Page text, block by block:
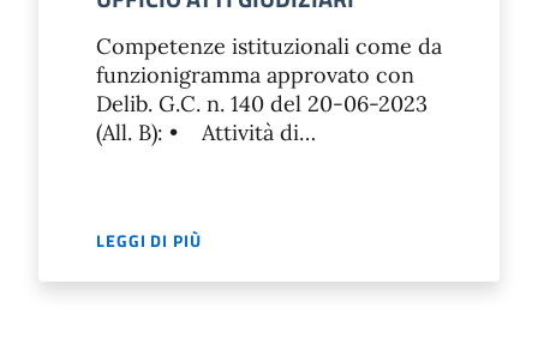
Competenze istituzionali come da
funzionigramma approvato con
Delib. G.C. n. 140 del 20-06-2023
(All. B): • Attività di…
LEGGI DI PIÙ